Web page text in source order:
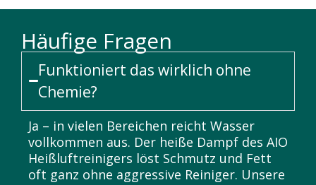
Häufige Fragen
Funktioniert das wirklich ohne
Chemie?
Ja – in vielen Bereichen reicht Wasser
vollkommen aus. Der heiße Dampf des AIO
Heißluftreinigers löst Schmutz und Fett
oft ganz ohne aggressive Reiniger. Unsere